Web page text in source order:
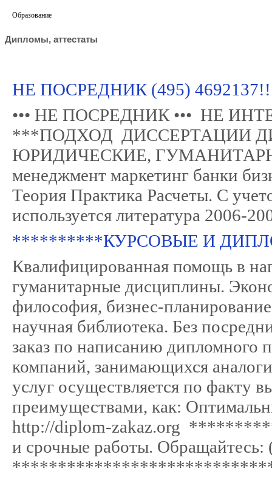
Образование
Дипломы, аттестаты
НЕ ПОСРЕДНИК (495)
••• НЕ ПОСРЕДНИК ••• НЕ
***ПОДХОД ДИССЕРТАЦИИ
ЮРИДИЧЕСКИЕ,
менеджмент маркетинг банки
Теория Практика Расчеты. С
используется литература 2006-
**********КУРСОВЫЕ И
Квалифицированная помощь в
гуманитарные дисциплины.
философия, бизнес-
научная библиотека. Без
заказ по написанию дипломного
компаний, занимающихся
услуг осуществляется по факту
преимуществами, как:
http://diplom-zakaz.org
и срочные работы.